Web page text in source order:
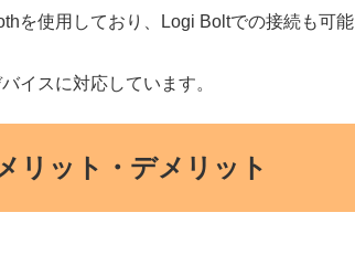
を使用しており、Logi Boltでの接続も可能
イスに対応しています。
リット・デメリット